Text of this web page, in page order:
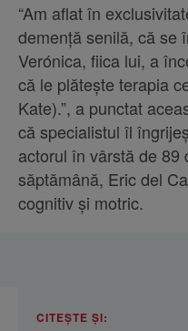
“Am aflat în
demență senilă, că se
Verónica, fiica lui, a
că le plătește terapia
Kate).”, a punctat
că specialistul îl
actorul în vârstă de 89
săptămână, Eric del
cognitiv și motric.
CITEȘTE ȘI: